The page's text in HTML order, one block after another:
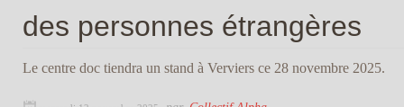
des personnes étrangères
Le centre doc tiendra un stand à Verviers ce 28 novembre 2025.